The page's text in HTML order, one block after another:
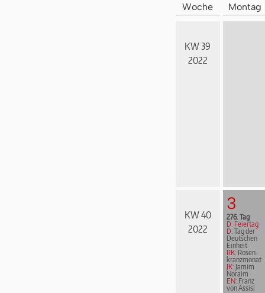
Woche Montag
KW 39
2022
KW 40
2022
3
276. Tag
D: Feiertag
D: Tag der
Deutschen
Einheit
RK: Rosen­
kranz­mo­nat
JK: Jamim
Noraim
EN: Franz
von Assisi